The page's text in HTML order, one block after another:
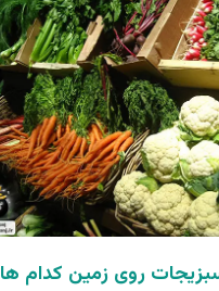
روی زمین کدام ها